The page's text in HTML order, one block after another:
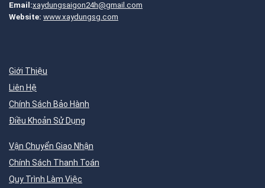
Email:xaydungsaigon24h@gmail.com
Website: www.xaydungsg.com
Giới Thiệu
Liên Hệ
Chính Sách Bảo Hành
Điều Khoản Sử Dụng
Vận Chuyển Giao Nhận
Chính Sách Thanh Toán
Quy Trình Làm Việc